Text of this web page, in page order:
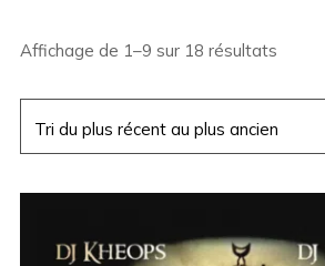
Affichage de 1–9 sur 18 résultats